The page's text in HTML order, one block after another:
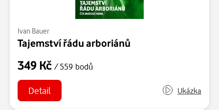
Ivan Bauer
Tajemství řádu arboriánů
349 Kč / 559 bodů
Detail Ukázka